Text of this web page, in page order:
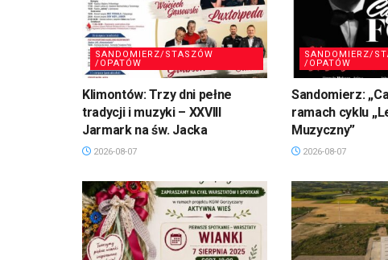
SANDOMIERZ/STASZÓW
/OPATÓW
Klimontów: Trzy dni pełne
tradycji i muzyki – XXVIII
Jarmark na św. Jacka
2026-08-07
SANDOMIERZ/
/OPATÓW
Sandomierz:
ramach cyklu
Muzyczny”
2026-08-07